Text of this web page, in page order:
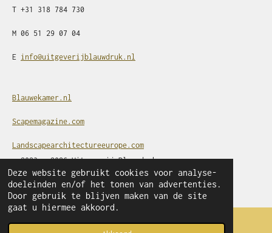
Deze website gebruikt cookies voor analyse-
doeleinden en/of het tonen van advertenties.
Door gebruik te blijven maken van de site
gaat u hiermee akkoord.
T +31 318 784 730
M 06 51 29 07 04
E info@uitgeverijblauwdruk.nl
Blauwekamer.nl
Scapemagazine.com
Landscapearchitectureeurope.com
© 2023 - 2026 Uitgeverij Blauwdruk
Powered byJouwWeb